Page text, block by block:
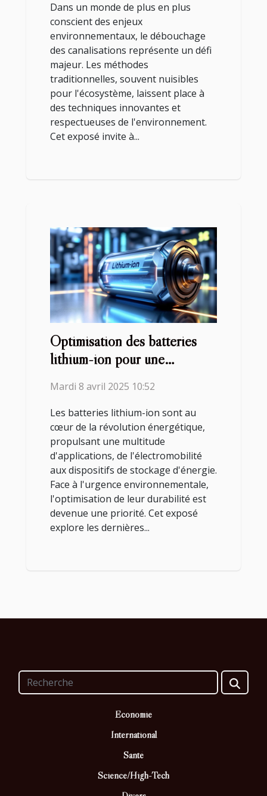
Dans un monde de plus en plus
conscient des enjeux
environnementaux, le débouchage
des canalisations représente un défi
majeur. Les méthodes
traditionnelles, souvent nuisibles
pour l'écosystème, laissent place à
des techniques innovantes et
respectueuses de l'environnement.
Cet exposé invite à...
Optimisation des batteries
lithium-ion pour une
et perspectives d'avenir
Mardi 8 avril 2025 10:52
Les batteries lithium-ion sont au
cœur de la révolution énergétique,
propulsant une multitude
d'applications, de l'électromobilité
aux dispositifs de stockage d'énergie.
Face à l'urgence environnementale,
l'optimisation de leur durabilité est
devenue une priorité. Cet exposé
explore les dernières...
Economie
International
Santé
Science/High-Tech